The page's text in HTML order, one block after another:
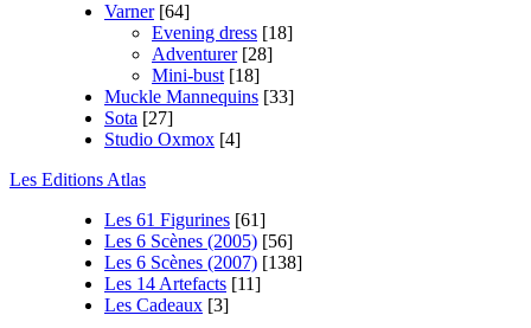
Varner [64]
Evening dress [18]
Adventurer [28]
Mini-bust [18]
Muckle Mannequins [33]
Sota [27]
Studio Oxmox [4]
Les Editions Atlas
Les 61 Figurines [61]
Les 6 Scènes (2005) [56]
Les 6 Scènes (2007) [138]
Les 14 Artefacts [11]
Les Cadeaux [3]